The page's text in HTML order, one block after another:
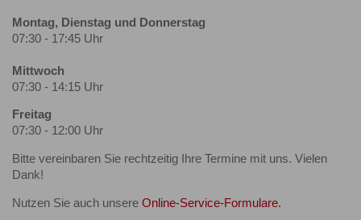
Montag, Dienstag und Donnerstag
07:30 - 17:45 Uhr
Mittwoch
07:30 - 14:15 Uhr
Freitag
07:30 - 12:00 Uhr
Bitte vereinbaren Sie rechtzeitig Ihre Termine mit uns. Vielen
Dank!
Nutzen Sie auch unsere Online-Service-Formulare.